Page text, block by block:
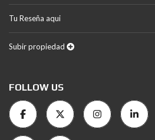
Tu Reseña aqui
Subir propiedad
FOLLOW US